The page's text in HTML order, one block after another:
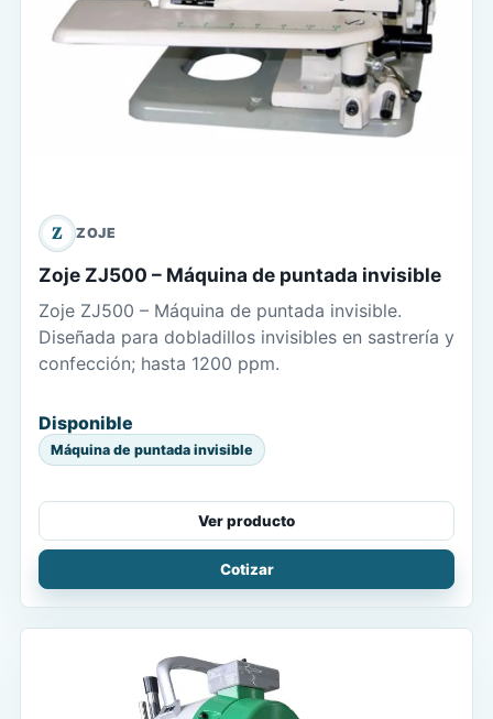
Z ZOJE
Zoje ZJ500 – Máquina de puntada invisible
Zoje ZJ500 – Máquina de puntada invisible.
Diseñada para dobladillos invisibles en sastrería y
confección; hasta 1200 ppm.
Disponible
Máquina de puntada invisible
Ver producto
Cotizar